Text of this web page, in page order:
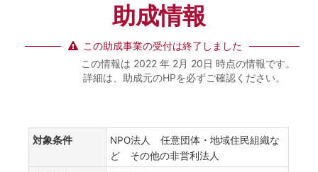
助成情報
この助成事業の受付は終了しました
この情報は 2022 年 2月 20日 時点の情報です。
詳細は、助成元のHPを必ずご確認ください。
対象条件
NPO法人 任意団体・地域住民組織な
ど その他の非営利法人